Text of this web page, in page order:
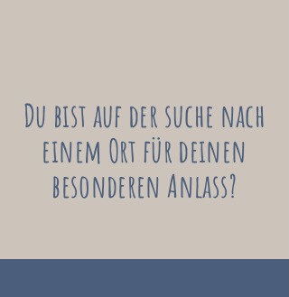
Du bist auf der suche nach
einem Ort für deinen
besonderen Anlass?